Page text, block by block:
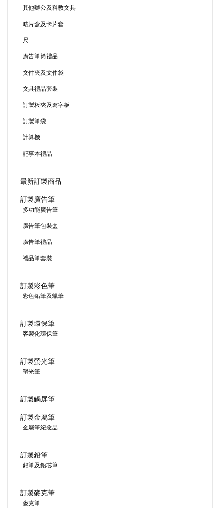
其他辦公及科教文具
咭片盒及卡片套
尺
廣告筆筒禮品
文件夾及文件袋
文具禮品套裝
訂製板夾及寫字板
訂製筆袋
計算機
記事本禮品
最新訂製商品
訂製廣告筆
多功能廣告筆
廣告筆包裝盒
廣告筆禮品
禮品筆套裝
訂製彩色筆
彩色鉛筆及蠟筆
訂製環保筆
客製化環保筆
訂製螢光筆
螢光筆
訂製觸屏筆
訂製金屬筆
金屬筆紀念品
訂製鉛筆
鉛筆及鉛芯筆
訂製麥克筆
麥克筆